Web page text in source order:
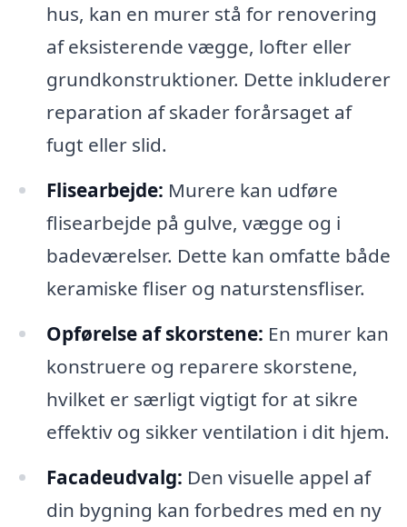
hus, kan en murer stå for renovering
af eksisterende vægge, lofter eller
grundkonstruktioner. Dette inkluderer
reparation af skader forårsaget af
fugt eller slid.
Flisearbejde: Murere kan udføre
flisearbejde på gulve, vægge og i
badeværelser. Dette kan omfatte både
keramiske fliser og naturstensfliser.
Opførelse af skorstene: En murer kan
konstruere og reparere skorstene,
hvilket er særligt vigtigt for at sikre
effektiv og sikker ventilation i dit hjem.
Facadeudvalg: Den visuelle appel af
din bygning kan forbedres med en ny